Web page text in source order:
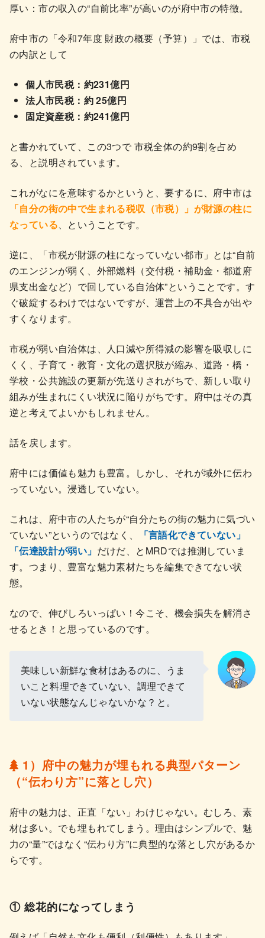
厚い：市の収入の“自前比率”が高いのが府中市の特徴。
府中市の「令和7年度 財政の概要（予算）」では、市税
の内訳として
個人市民税：約231億円
法人市民税：約 25億円
固定資産税：約241億円
と書かれていて、この3つで 市税全体の約9割を占め
る、と説明されています。
これがなにを意味するかというと、要するに、府中市は
「自分の街の中で生まれる税収（市税）」が財源の柱に
なっている、ということです。
逆に、「市税が財源の柱になっていない都市」とは“自前
のエンジンが弱く、外部燃料（交付税・補助金・都道府
県支出金など）で回している自治体”ということです。す
ぐ破綻するわけではないですが、運営上の不具合が出や
すくなります。
市税が弱い自治体は、人口減や所得減の影響を吸収しに
くく、子育て・教育・文化の選択肢が縮み、道路・橋・
学校・公共施設の更新が先送りされがちで、新しい取り
組みが生まれにくい状況に陥りがちです。府中はその真
逆と考えてよいかもしれません。
話を戻します。
府中には価値も魅力も豊富。しかし、それが域外に伝わ
っていない。浸透していない。
これは、府中市の人たちが“自分たちの街の魅力に気づい
ていない”というのではなく、
「言語化できていない」
「伝達設計が弱い」 だけだ、とMRDでは推測していま
す。つまり、豊富な魅力素材たちを編集できてない状
態。
なので、伸びしろいっぱい！今こそ、機会損失を解消さ
せるとき！と思っているのです。
美味しい新鮮な食材はあるのに、うま
いこと料理できていない、調理できて
いない状態なんじゃないかな？と。
1）府中の魅力が埋もれる典型パターン
（“伝わり方”に落とし穴）
府中の魅力は、正直「ない」わけじゃない。むしろ、素
材は多い。でも埋もれてしまう。理由はシンプルで、魅
力の“量”ではなく“伝わり方”に典型的な落とし穴があるか
らです。
① 総花的になってしまう